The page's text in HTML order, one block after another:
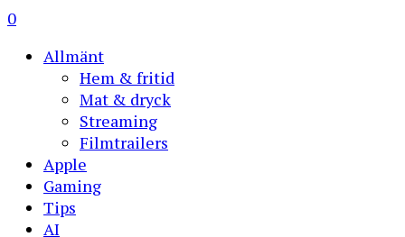
0
Allmänt
Hem & fritid
Mat & dryck
Streaming
Filmtrailers
Apple
Gaming
Tips
AI